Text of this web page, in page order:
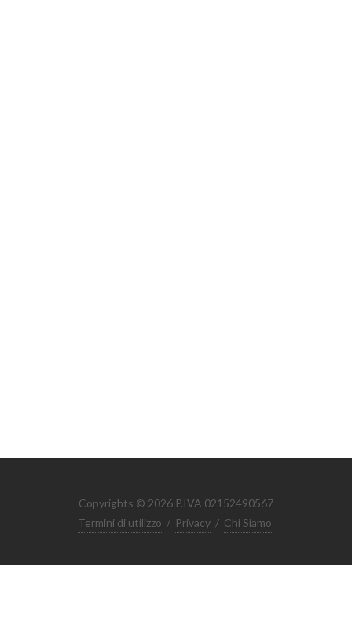
Copyrights © 2026 P.IVA 02152490567
Termini di utilizzo / Privacy / Chi Siamo